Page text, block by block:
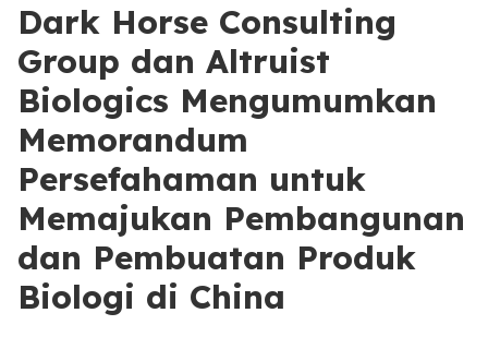
Dark Horse Consulting
Group dan Altruist
Biologics Mengumumkan
Memorandum
Persefahaman untuk
Memajukan Pembangunan
dan Pembuatan Produk
Biologi di China